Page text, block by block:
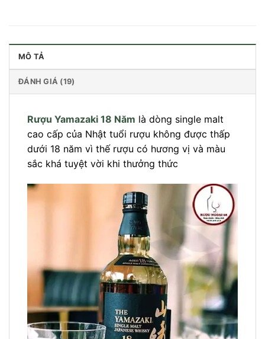
MÔ TẢ
ĐÁNH GIÁ (19)
Rượu Yamazaki 18 Năm là dòng single malt
cao cấp của Nhật tuổi rượu không được thấp
dưới 18 năm vì thế rượu có hương vị và màu
sắc khá tuyệt vời khi thưởng thức